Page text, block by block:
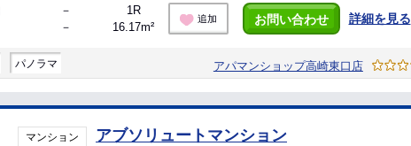
－
－
1R
16.17m²
追加 お問い合わせ 詳細を見る
パノラマ アパマンショップ高崎東口店
マンション アブソリュートマンション